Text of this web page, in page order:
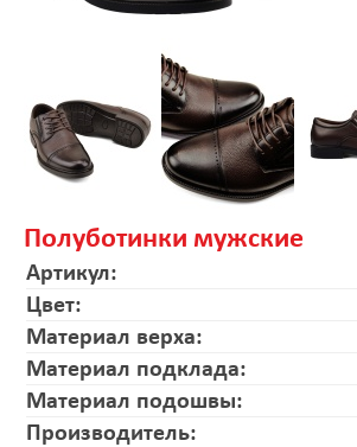
Полуботинки мужские
Артикул:
Цвет:
Материал верха:
Материал подклада:
Материал подошвы:
Производитель: